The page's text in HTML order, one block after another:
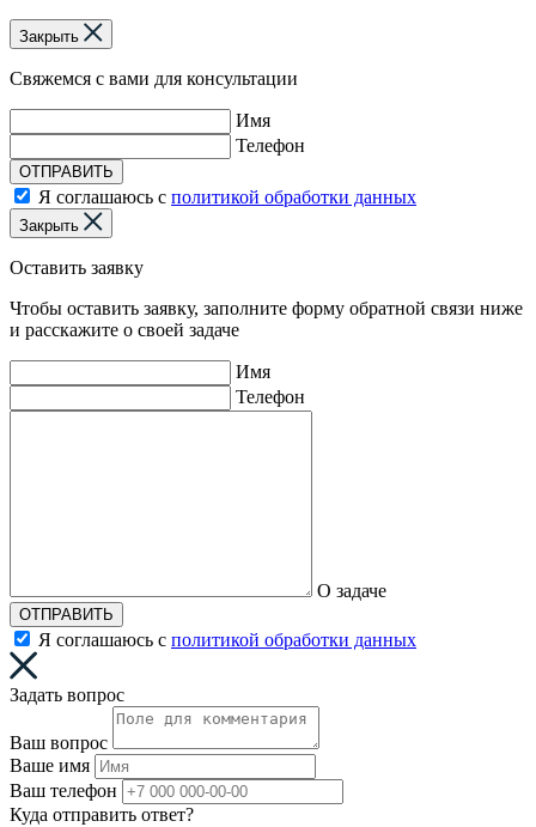
Закрыть
Свяжемся с вами для консультации
Имя
Телефон
ОТПРАВИТЬ
Я соглашаюсь с политикой обработки данных
Закрыть
Оставить заявку
Чтобы оставить заявку, заполните форму обратной связи ниже
и расскажите о своей задаче
Имя
Телефон
О задаче
ОТПРАВИТЬ
Я соглашаюсь с политикой обработки данных
Задать вопрос
Ваш вопрос
Ваше имя
Ваш телефон
Куда отправить ответ?